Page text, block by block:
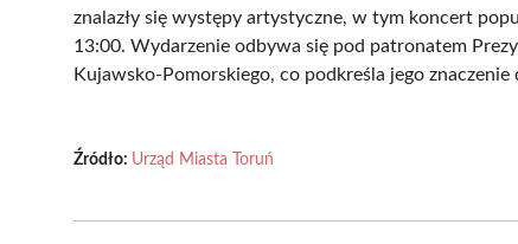
znalazły się występy artystyczne, w tym koncert
13:00. Wydarzenie odbywa się pod patronatem
Kujawsko-Pomorskiego, co podkreśla jego znaczenie
Źródło: Urząd Miasta Toruń